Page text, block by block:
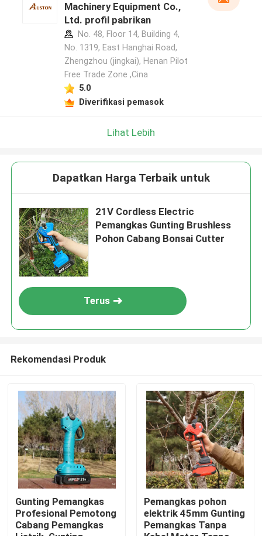
Tinggalkan pesan
Kami akan segera menghubungi Anda
Rumah
Produk
video
Machinery Equipment Co.,
Ltd. profil pabrikan
No. 48, Floor 14, Building 4,
No. 1319, East Hanghai Road,
Zhengzhou (jingkai), Henan Pilot
Free Trade Zone ,Cina
5.0
Diverifikasi pemasok
Lihat Lebih
Dapatkan Harga Terbaik untuk
21V Cordless Electric
Pemangkas Gunting Brushless
Pohon Cabang Bonsai Cutter
Terus
Rekomendasi Produk
Gunting Pemangkas
Profesional Pemotong
Cabang Pemangkas
Pemangkas pohon
elektrik 45mm Gunting
Pemangkas Tanpa